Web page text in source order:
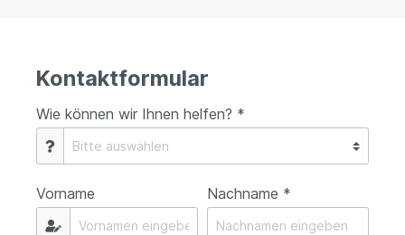
Kontaktformular
Wie können wir Ihnen helfen? *
Vorname Nachname *